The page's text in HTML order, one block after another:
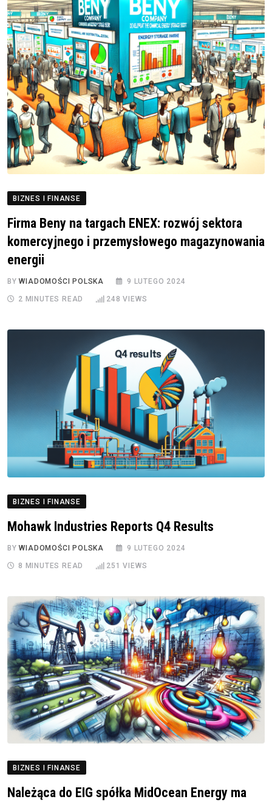
BIZNES I FINANSE
Firma Beny na targach ENEX: rozwój sektora
komercyjnego i przemysłowego magazynowania
energii
BYWIADOMOŚCI POLSKA 9 LUTEGO 2024
2 MINUTES READ 248 VIEWS
BIZNES I FINANSE
Mohawk Industries Reports Q4 Results
BYWIADOMOŚCI POLSKA 9 LUTEGO 2024
8 MINUTES READ 251 VIEWS
BIZNES I FINANSE
Należąca do EIG spółka MidOcean Energy ma